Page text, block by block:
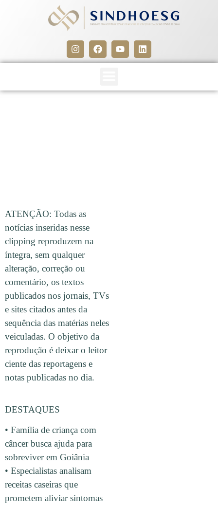
ATENÇÃO: Todas as
notícias inseridas nesse
clipping reproduzem na
íntegra, sem qualquer
alteração, correção ou
comentário, os textos
publicados nos jornais, TVs
e sites citados antes da
sequência das matérias neles
veiculadas. O objetivo da
reprodução é deixar o leitor
ciente das reportagens e
notas publicadas no dia.
DESTAQUES
• Família de criança com
câncer busca ajuda para
sobreviver em Goiânia
• Especialistas analisam
receitas caseiras que
prometem aliviar sintomas